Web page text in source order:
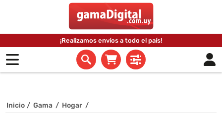
¡Realizamos envíos a todo el país!
Inicio / Gama / Hogar /